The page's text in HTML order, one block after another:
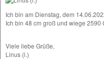
Ich bin am Dienstag, dem
Ich bin 48 cm groß und wiege 2590
Viele liebe Grüße,
Linus (l.)